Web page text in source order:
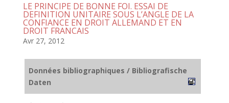
LE PRINCIPE DE BONNE FOI. ESSAI DE
DEFINITION UNITAIRE SOUS L’ANGLE DE LA
CONFIANCE EN DROIT ALLEMAND ET EN
DROIT FRANCAIS
Avr 27, 2012
Données bibliographiques / Bibliografische
Daten